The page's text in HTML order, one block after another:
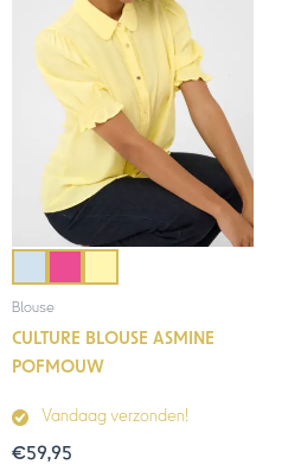
Blouse
CULTURE BLOUSE ASMINE
POFMOUW
Vandaag verzonden!
€59,95